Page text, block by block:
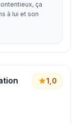
ça
à lui et son
1,0